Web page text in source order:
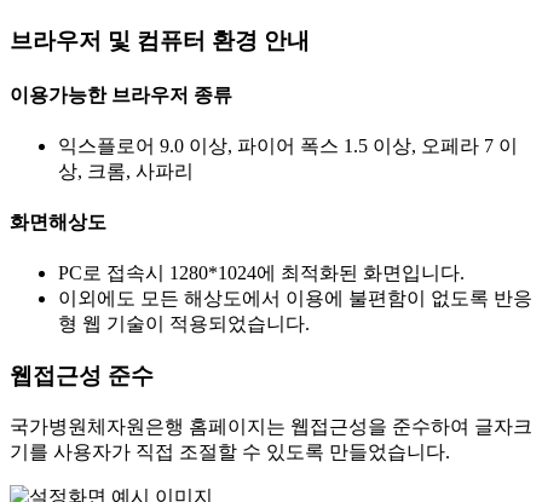
브라우저 및 컴퓨터 환경 안내
이용가능한 브라우저 종류
익스플로어 9.0 이상, 파이어 폭스 1.5 이상, 오페라 7 이
상, 크롬, 사파리
화면해상도
PC로 접속시 1280*1024에 최적화된 화면입니다.
이외에도 모든 해상도에서 이용에 불편함이 없도록 반응
형 웹 기술이 적용되었습니다.
웹접근성 준수
국가병원체자원은행 홈페이지는 웹접근성을 준수하여 글자크
기를 사용자가 직접 조절할 수 있도록 만들었습니다.